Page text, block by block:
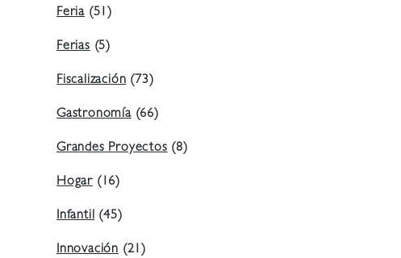
Feria (51)
Ferias(5)
Fiscalización(73)
Gastronomía(66)
Grandes Proyectos(8)
Hogar (16)
Infantil(45)
Innovación (21)